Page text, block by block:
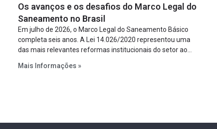
projeto a projeto.
Os avanços e os desafios do Marco Legal do
Saneamento no Brasil
Em julho de 2026, o Marco Legal do Saneamento Básico
completa seis anos. A Lei 14.026/2020 representou uma
das mais relevantes reformas institucionais do setor ao
serviços, ampliar a participação da iniciativa privada,
Mais Informações »